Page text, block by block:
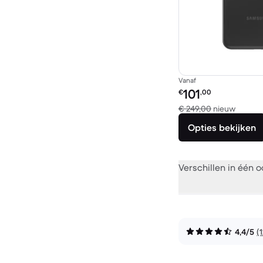
Vanaf
Refurbished prijs:
€101,00
€ 249,00 nieuw
Opties bekijken
Verschillen in één
4,4/5